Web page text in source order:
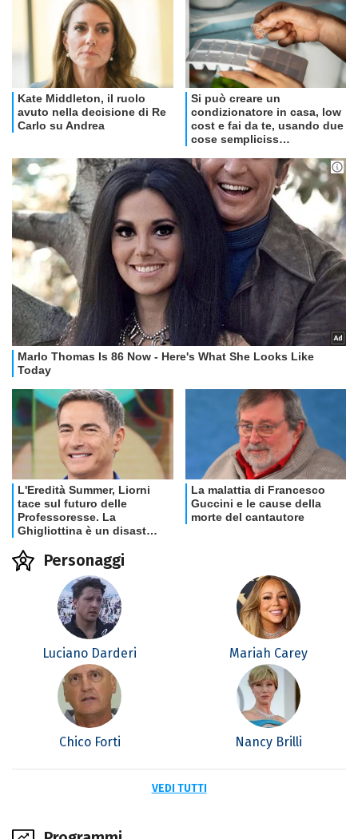
Personaggi
Luciano Darderi Mariah Carey
Chico Forti Nancy Brilli
VEDI TUTTI